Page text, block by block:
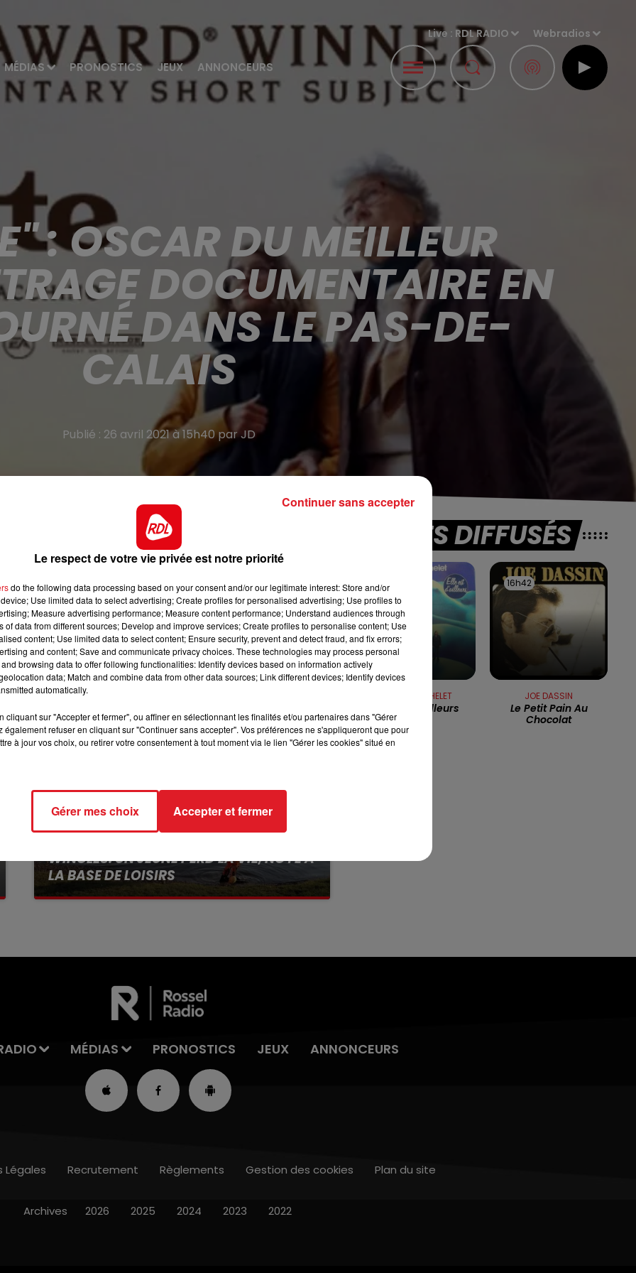
MÉDIAS PRONOSTICS JEUX ANNONCEURS
Live : RDL RADIO Webradios
7h00 - 10h00
DEBOUT C'EST L'HEURE RDL & VOUS
: OSCAR DU MEILLEUR
DOCUMENTAIRE EN
DANS LE PAS-DE-
CALAIS
Publié : 26 avril 2021 à 15h40 par JD
sacré meilleur court-métrage documentaire lors de la
» a reçu l’Oscar du meilleur court-métrage
Le film primé démarre à la Coupole d'Helfaut, le
historienne bénévole de 17 ans au moment du
de son frère déporté en 1943.
WINGLES: UN JEUNE PERD LA VIE, NOYÉ À
LA BASE DE LOISIRS
La victime a coulé à pic
TITRES DIFFUSÉS
16h46
16h46
PIERRE BACHELET
Elle Est D'ailleurs
16h42
16h42
JOE DASSIN
Le Petit Pain Au
Chocolat
MÉDIAS PRONOSTICS JEUX ANNONCEURS
Légales Recrutement Règlements Gestion des cookies Plan du site
Archives 2026 2025 2024 2023 2022
Le respect de votre vie privée est notre priorité
do the following data processing based on your consent and/or our legitimate interest: Store and/or
Use limited data to select advertising; Create profiles for personalised advertising; Use profiles to
Measure advertising performance; Measure content performance; Understand audiences through
of data from different sources; Develop and improve services; Create profiles to personalise content; Use
content; Use limited data to select content; Ensure security, prevent and detect fraud, and fix errors;
and content; Save and communicate privacy choices. These technologies may process personal
browsing data to offer following functionalities: Identify devices based on information actively
data; Match and combine data from other data sources; Link different devices; Identify devices
automatically.
cliquant sur "Accepter et fermer", ou affiner en sélectionnant les finalités et/ou partenaires dans "Gérer
également refuser en cliquant sur "Continuer sans accepter". Vos préférences ne s'appliqueront que pour
à jour vos choix, ou retirer votre consentement à tout moment via le lien "Gérer les cookies" situé en
Gérer mes choix Accepter et fermer
Continuer sans accepter